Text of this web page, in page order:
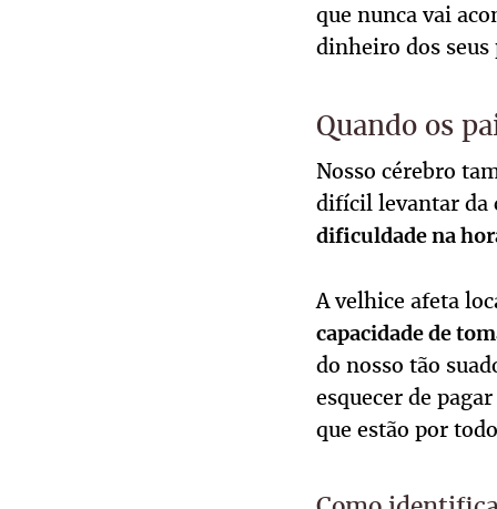
que nunca vai
dinheiro dos seus
Quando os
Nosso cérebro
difícil levantar da
dificuldade na
A velhice afeta
capacidade de
do nosso tão
esquecer de
que estão por